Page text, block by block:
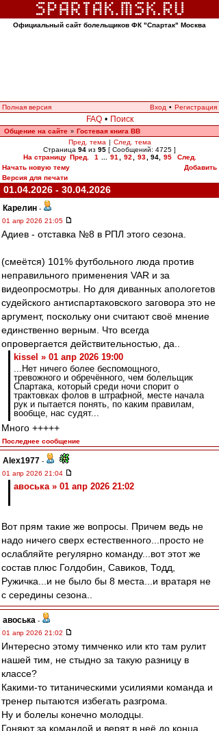
Официальный сайт болельщиков ФК "Спартак" Москва
Полная версия Вход • Регистрация
FAQ • Поиск
Общение на сайте » Гостевая книга ВВ
Пред. тема | След. тема
Страница 94 из 95 [ Сообщений: 4725 ]
На страницу Пред. 1 91 92 93 94, 95
След.
Начать новую тему
Добавить
Версия для печати
01.04.2026 - 30.04.2026
Карелин -
01 апр 2026 21:05
Адиев - отставка №8 в РПЛ этого сезона.
(смеётся) 101% футбольного люда против
неправильного применения VAR и за
видеопросмотры. Но для диванных апологетов
судейского антиспартаковского заговора это не
аргумент, поскольку они считают своё мнение
единственно верным. Что всегда
опровергается действительностью, да..
kissel » 01 апр 2026 19:00
...Нет ничего более беспомощного,
тревожного и обречённого, чем болельщик
Спартака, который среди ночи спорит о
трактовках фолов в штрафной, месте начала
рук и пытается понять, по каким правилам,
вообще, нас судят...
Много +++++
Последнее сообщение
Alex1977 -
01 апр 2026 21:04
авоська » 01 апр 2026 21:02
Вот прям такие же вопросы. Причем ведь не
надо ничего сверх естественного...просто не
ослабляйте регулярно команду...вот этот же
состав плюс Голдобин, Савиков, Тодд,
Ружичка...и не было бы 8 места...и вратаря не
с середины сезона..
авоська -
01 апр 2026 21:02
Интересно этому тимченко или кто там рулит
нашей тим, не стыдно за такую разницу в
классе?
Какими-то титаническими усилиями команда и
тренер пытаются избегать разгрома.
Ну и болелы конечно молодцы.
Гоняют за командой и верят в неё до конца.